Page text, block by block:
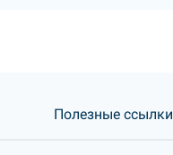
Полезные ссылки